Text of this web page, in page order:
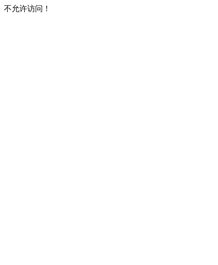
不允许访问！